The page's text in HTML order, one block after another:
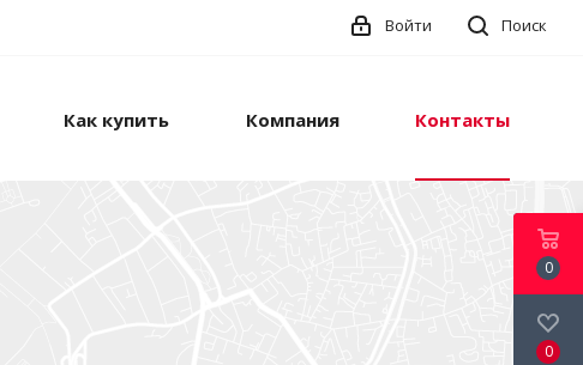
Поиск
Войти
Как купить Компания Контакты
0
0